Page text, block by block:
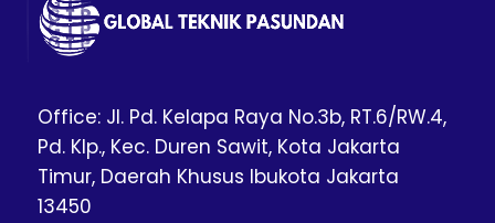
Office: Jl. Pd. Kelapa Raya No.3b, RT.6/RW.4,
Pd. Klp., Kec. Duren Sawit, Kota Jakarta
Timur, Daerah Khusus Ibukota Jakarta
13450